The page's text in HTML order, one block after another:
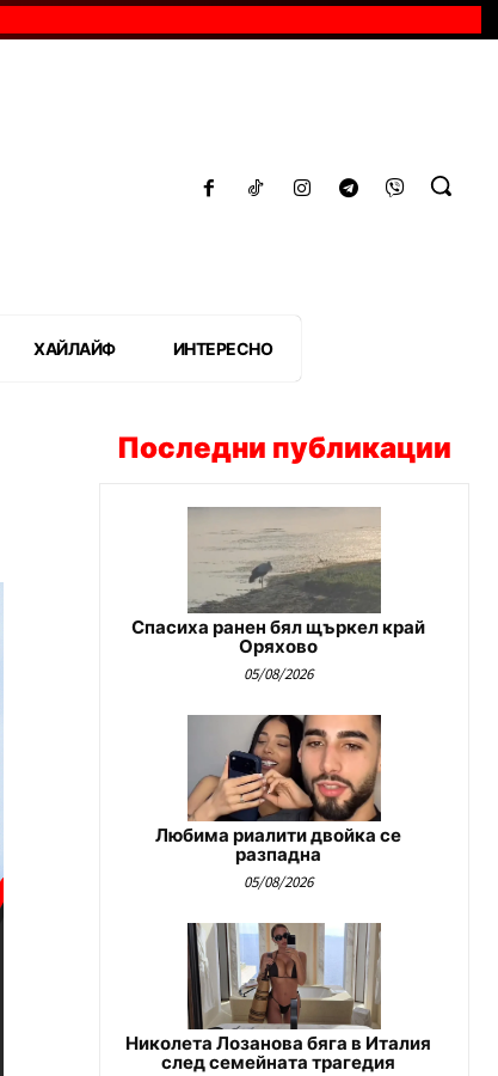
ХАЙЛАЙФ ИНТЕРЕСНО
Последни публикации
Спасиха ранен бял щъркел край
Оряхово
05/08/2026
Любима риалити двойка се
разпадна
05/08/2026
Николета Лозанова бяга в Италия
след семейната трагедия